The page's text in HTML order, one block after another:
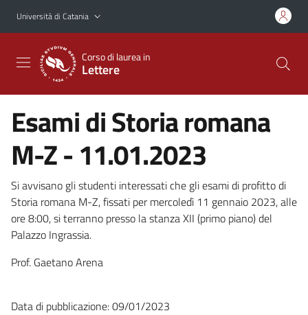
Vai al contenuto principale
Vai al menu di navigazione
Università di Catania
Corso di laurea in
Lettere
Esami di Storia romana
M-Z - 11.01.2023
Si avvisano gli studenti interessati che gli esami di profitto di
Storia romana M-Z, fissati per mercoledì 11 gennaio 2023, alle
ore 8:00, si terranno presso la stanza XII (primo piano) del
Palazzo Ingrassia.
Prof. Gaetano Arena
Data di pubblicazione: 09/01/2023